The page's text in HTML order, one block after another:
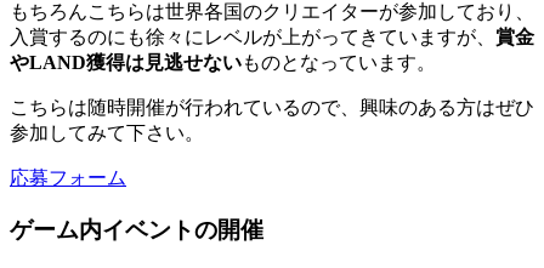
もちろんこちらは世界各国のクリエイターが参加しており、
入賞するのにも徐々にレベルが上がってきていますが、 賞金
やLAND獲得は見逃せないものとなっています。
こちらは随時開催が行われているので、興味のある方はぜひ
参加してみて下さい。
応募フォーム
ゲーム内イベントの開催